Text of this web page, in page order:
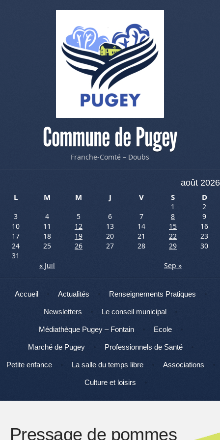
Commune de Pugey
Franche-Comté – Doubs
août 2026
L
M M J V S D
1
2
3
4 5 6 7 8
9
10
11 12 13 14 15
16
17
18 19 20 21 22
23
24
25 26 27 28 29
30
31
« Juil
Sep »
Menu
Aller au contenu
Accueil Actualités Renseignements Pratiques
Newsletters Le conseil municipal
Médiathèque Pugey – Fontain Ecole
Marché de Pugey Professionnels de Santé
Petite enfance La salle du temps libre Associations
Culture et loisirs
Pressage de pommes